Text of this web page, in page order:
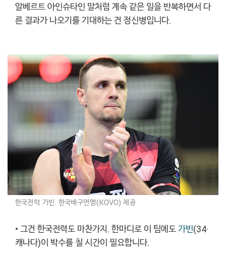
알베르트 아인슈타인 말처럼 계속 같은 일을 반복하면서 다
른 결과가 나오기를 기대하는 건 정신병입니다.
한국전력 가빈. 한국배구연맹(KOVO) 제공
• 그건 한국전력도 마찬가지. 한마디로 이 팀에도가빈(34·
캐나다)이 박수를 칠 시간이 필요합니다.